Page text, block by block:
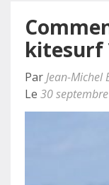
kitesurf
Par Jean-Michel
Le 30